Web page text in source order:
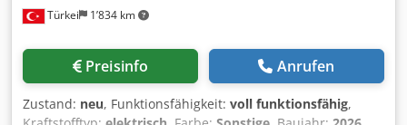
Verschraubtes Zementsilo • Obenfilter, Sicherheitsventil
Automatisierungssystem • Steuer- und Schaltschrank FÜR
WEITERE INFORMATIONEN KONTAKTIEREN SIE UNS
Türkei 1’834 km
Preisinfo Anrufen
Zustand: neu, Funktionsfähigkeit: voll funktionsfähig,